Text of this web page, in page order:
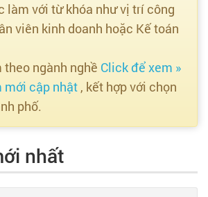
làm với từ khóa như vị trí công
viên kinh doanh hoặc Kế toán
theo ngành nghề Click để xem »
mới cập nhật , kết hợp với chọn
phố.
nhất